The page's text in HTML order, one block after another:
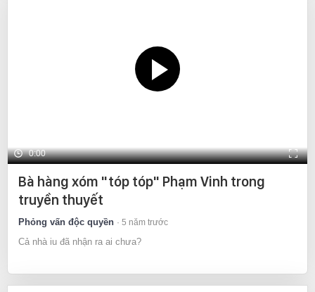
0:00
Bà hàng xóm "tóp tóp" Phạm Vinh trong
truyền thuyết
Phỏng vấn độc quyền 5 năm trước
Cả nhà iu đã nhận ra ai chưa?